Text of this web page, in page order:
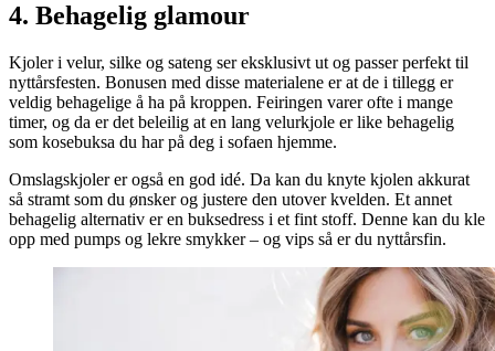
4. Behagelig glamour
Kjoler i velur, silke og sateng ser eksklusivt ut og passer perfekt til
nyttårsfesten. Bonusen med disse materialene er at de i tillegg er
veldig behagelige å ha på kroppen. Feiringen varer ofte i mange
timer, og da er det beleilig at en lang velurkjole er like behagelig
som kosebuksa du har på deg i sofaen hjemme.
Omslagskjoler er også en god idé. Da kan du knyte kjolen akkurat
så stramt som du ønsker og justere den utover kvelden. Et annet
behagelig alternativ er en buksedress i et fint stoff. Denne kan du kle
opp med pumps og lekre smykker – og vips så er du nyttårsfin.